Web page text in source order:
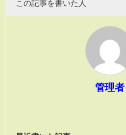
この記事を書いた人
管理者